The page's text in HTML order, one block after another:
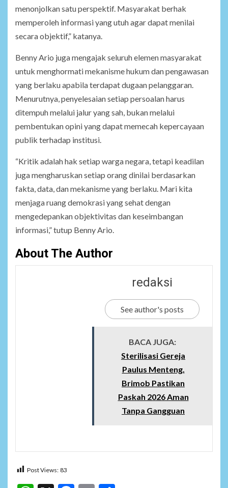
menonjolkan satu perspektif. Masyarakat berhak
memperoleh informasi yang utuh agar dapat menilai
secara objektif,” katanya.
Benny Ario juga mengajak seluruh elemen masyarakat
untuk menghormati mekanisme hukum dan pengawasan
yang berlaku apabila terdapat dugaan pelanggaran.
Menurutnya, penyelesaian setiap persoalan harus
ditempuh melalui jalur yang sah, bukan melalui
pembentukan opini yang dapat memecah kepercayaan
publik terhadap institusi.
“Kritik adalah hak setiap warga negara, tetapi keadilan
juga mengharuskan setiap orang dinilai berdasarkan
fakta, data, dan mekanisme yang berlaku. Mari kita
menjaga ruang demokrasi yang sehat dengan
mengedepankan objektivitas dan keseimbangan
informasi,” tutup Benny Ario.
About The Author
redaksi
See author's posts
BACA JUGA:
Sterilisasi Gereja
Paulus Menteng,
Brimob Pastikan
Paskah 2026 Aman
Tanpa Gangguan
Post Views: 83